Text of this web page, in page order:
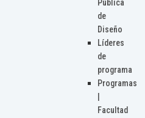
Pública
de
Diseño
Líderes
de
programa
Programas
Facultad